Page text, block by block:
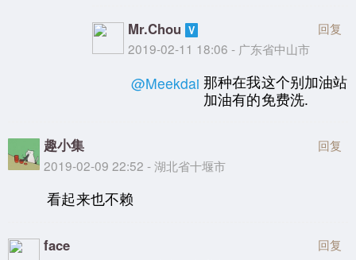
Mr.Chou
2019-02-11 18:06 - 广东省中山市
回复
@Meekdai 那种在我这个别加油站
加油有的免费洗.
趣小集
2019-02-09 22:52 - 湖北省十堰市
回复
看起来也不赖
face 回复